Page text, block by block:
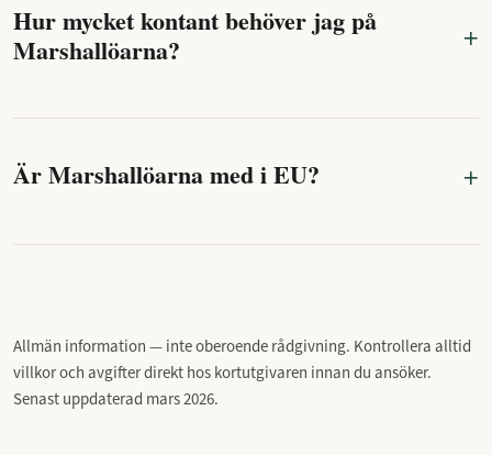
Hur mycket kontant behöver jag på
Marshallöarna?
Är Marshallöarna med i EU?
Allmän information — inte oberoende rådgivning. Kontrollera alltid
villkor och avgifter direkt hos kortutgivaren innan du ansöker.
Senast uppdaterad mars 2026.